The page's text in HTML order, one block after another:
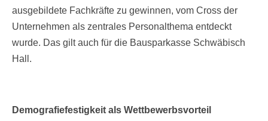
ausgebildete Fachkräfte zu gewinnen, vom Cross der
Unternehmen als zentrales Personalthema entdeckt
wurde. Das gilt auch für die Bausparkasse Schwäbisch
Hall.
Demografiefestigkeit als Wettbewerbsvorteil